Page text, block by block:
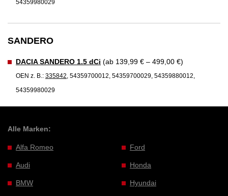
54359980029
SANDERO
DACIA SANDERO 1.5 dCi (ab 139,99 € – 499,00 €)
OEN z. B.: 335842, 54359700012, 54359700029, 54359880012,
54359980029
Alle Marken:
Alfa Romeo
Audi
BMW
Ford
Honda
Hyundai